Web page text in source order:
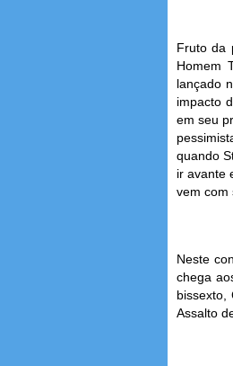
Fruto da
Homem
lançado
impacto
em seu
quando
ir avante
vem com
Neste
chega
bissexto,
Assalto